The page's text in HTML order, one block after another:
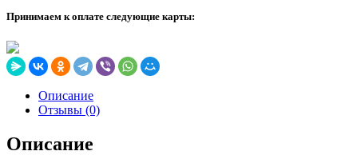
Принимаем к оплате следующие карты:
Описание
Отзывы (0)
Описание